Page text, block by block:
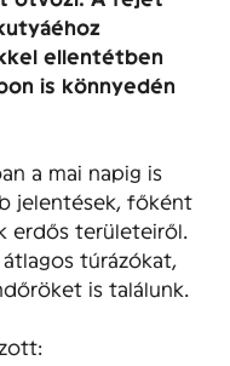
ellentétben
is könnyedén
a mai napig is
jelentések, főként
erdős területeiről.
túrázókat,
is találunk.